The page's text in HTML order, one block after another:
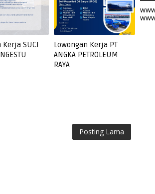
Kerja SUCI
Lowongan Kerja PT
ANGKA PETROLEUM
RAYA
Posting Lama